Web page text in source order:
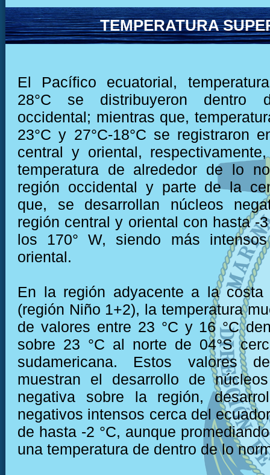
TEMPERATURA
El Pacífico ecuatorial,
28°C se distribuyeron dentro
occidental; mientras que,
23°C y 27°C-18°C se registraron
central y oriental,
temperatura de alrededor de lo
región occidental y parte de la
que, se desarrollan núcleos
región central y oriental con hasta -
los 170° W, siendo más
oriental.
En la región adyacente a la costa
(región Niño 1+2), la temperatura
de valores entre 23 °C y 16 °C
sobre 23 °C al norte de 04°S
sudamericana. Estos valores
muestran el desarrollo de
negativa sobre la región,
negativos intensos cerca del
de hasta -2 °C, aunque
una temperatura de dentro de lo